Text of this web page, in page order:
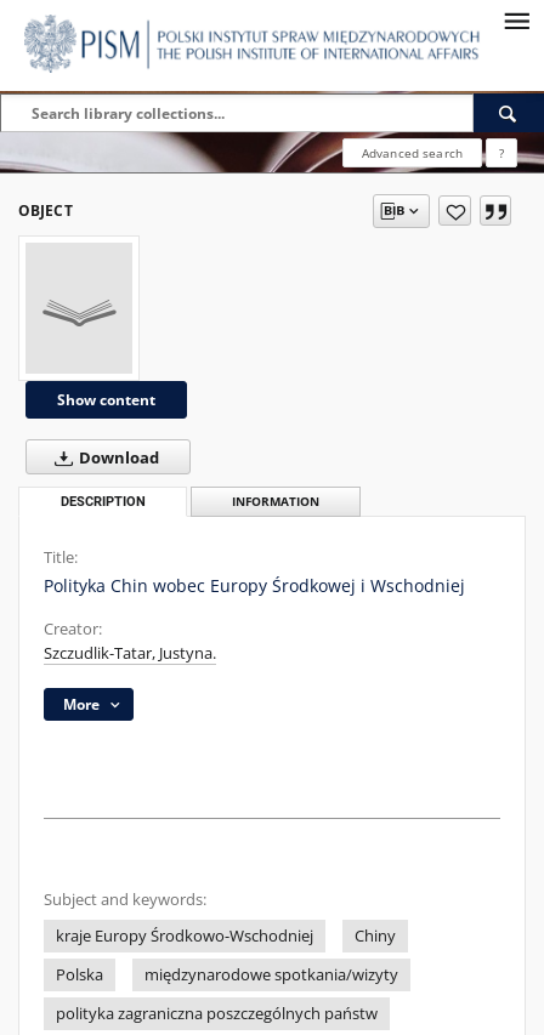
Advanced search ?
OBJECT
Show content
Download
DESCRIPTION INFORMATION
Title:
Polityka Chin wobec Europy Środkowej i Wschodniej
Creator:
Szczudlik-Tatar, Justyna.
More
Subject and keywords:
kraje Europy Środkowo-Wschodniej
Chiny
Polska
międzynarodowe spotkania/wizyty
polityka zagraniczna poszczególnych państw